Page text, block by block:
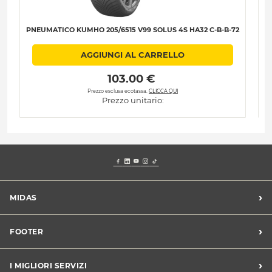
PNEUMATICO KUMHO 205/6515 V99 SOLUS 4S HA32 C-B-B-72
AGGIUNGI AL CARRELLO
103.00 €
Prezzo esclusa ecotassa. CLICCA QUI
Prezzo unitario:
MIDAS ›
Blog dell'automobilista
Lavora con noi
Chi siamo
FOOTER ›
Apri un centro in franchising
I MIGLIORI SERVIZI ›